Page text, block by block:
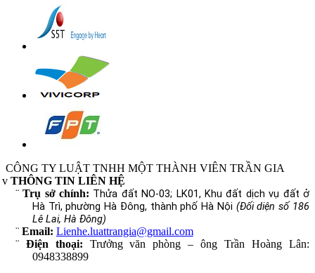
CÔNG TY LUẬT TNHH MỘT THÀNH VIÊN TRẦN GIA
v THÔNG TIN LIÊN HỆ
¨Trụ sở chính: Thửa đất NO-03; LK01, Khu đất dịch vụ đất ở
Hà Trì, phường Hà Đông, thành phố Hà Nội (Đối diện số 186
Lê Lai, Hà Đông)
¨ Email: Lienhe.luattrangia@gmail.com
¨ Điện thoại: Trưởng văn phòng – ông Trần Hoàng Lân:
0948338899